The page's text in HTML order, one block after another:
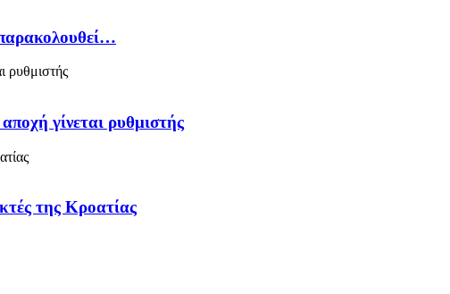
γίνεται ρυθμιστής
της Κροατίας